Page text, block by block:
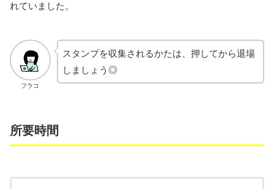
れていました。
フラコ
スタンプを収集されるかたは、押してから退場
しましょう◎
所要時間